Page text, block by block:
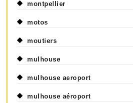
montpellier
motos
moutiers
mulhouse
mulhouse aeroport
mulhouse aéroport